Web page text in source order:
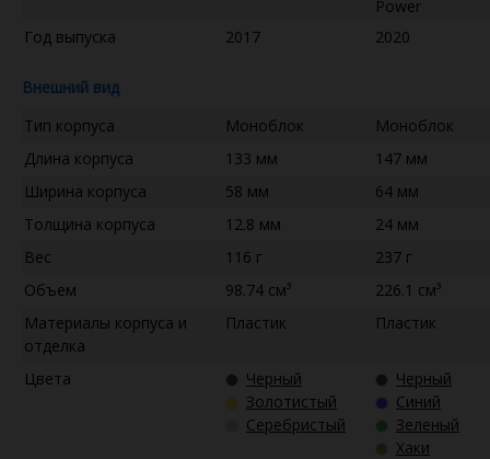
Power
Год выпуска
2017 2020
Внешний вид
Тип корпуса
Моноблок
Моноблок
Длина корпуса
133 мм
147 мм
Ширина корпуса
58 мм
64 мм
Толщина корпуса
12.8 мм
24 мм
Вес
116 г
237 г
Объем
98.74 см³
226.1 см³
Материалы корпуса и
отделка
Пластик Пластик
Цвета
Черный
Золотистый
Серебристый
Черный
Синий
Зеленый
Хаки